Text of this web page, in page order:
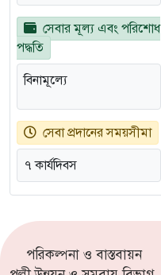
সেবার মূল্য এবং পরিশোধ
পদ্ধতি
বিনামূল্যে
সেবা প্রদানের সময়সীমা
৭ কার্যদিবস
পরিকল্পনা ও বাস্তবায়ন